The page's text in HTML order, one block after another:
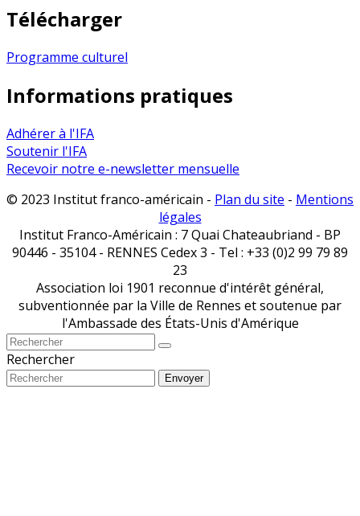
Télécharger
Programme culturel
Informations pratiques
Adhérer à l'IFA
Soutenir l'IFA
Recevoir notre e-newsletter mensuelle
© 2023 Institut franco-américain - Plan du site - Mentions
légales
Institut Franco-Américain : 7 Quai Chateaubriand - BP
90446 - 35104 - RENNES Cedex 3 - Tel : +33 (0)2 99 79 89
23
Association loi 1901 reconnue d'intérêt général,
subventionnée par la Ville de Rennes et soutenue par
l'Ambassade des États-Unis d'Amérique
Rechercher
Envoyer